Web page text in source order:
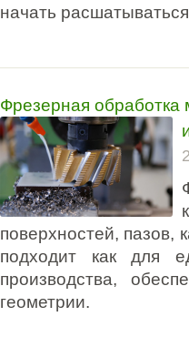
начать
Фрезерная
поверхностей, пазов,
подходит как для
производства,
геометрии.